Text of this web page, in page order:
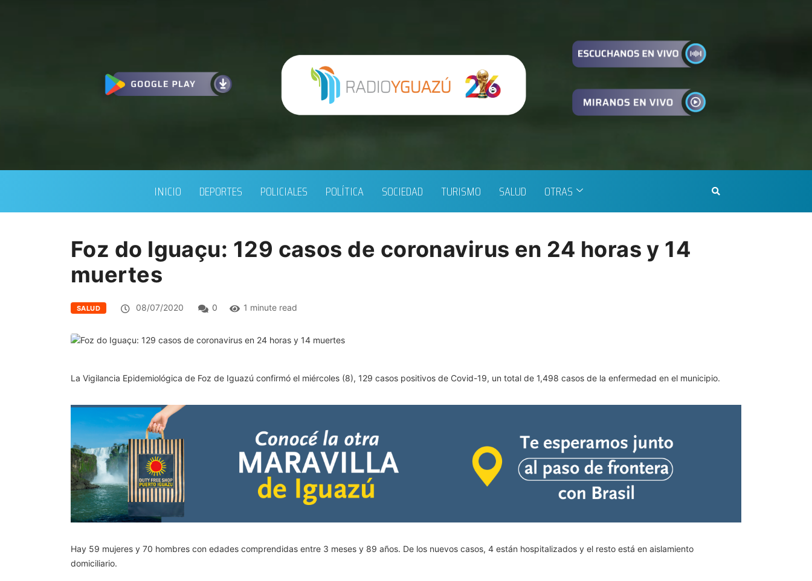
INICIO DEPORTES POLICIALES POLÍTICA SOCIEDAD TURISMO SALUD OTRAS
Foz do Iguaçu: 129 casos de coronavirus en 24 horas y 14
muertes
SALUD 08/07/2020 0 1 minute read
La Vigilancia Epidemiológica de Foz de Iguazú confirmó el miércoles (8), 129 casos positivos de Covid-19, un total de 1,498 casos de la enfermedad en el municipio.
Hay 59 mujeres y 70 hombres con edades comprendidas entre 3 meses y 89 años. De los nuevos casos, 4 están hospitalizados y el resto está en aislamiento
domiciliario.